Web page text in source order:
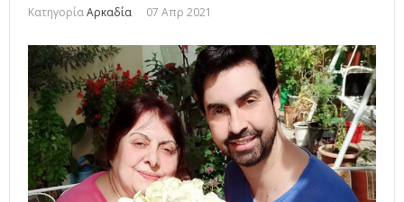
ΚατηγορίαΑρκαδία 07 Απρ 2021